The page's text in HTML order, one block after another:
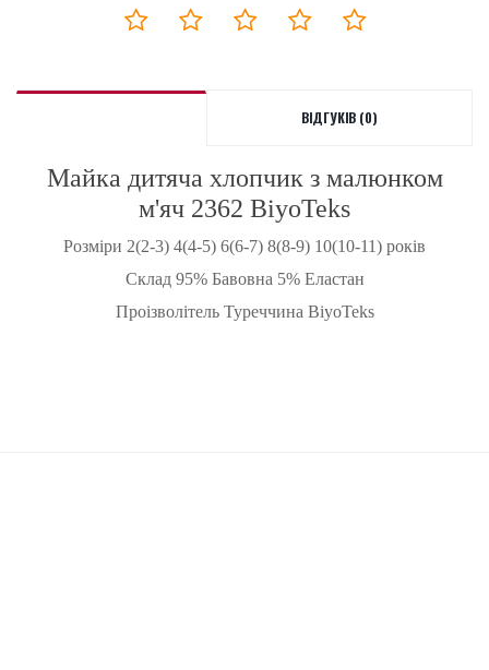
ВІДГУКІВ (0)
Майка дитяча хлопчик з малюнком
м'яч 2362 BiyoTeks
Розміри 2(2-3) 4(4-5) 6(6-7) 8(8-9) 10(10-11) років
Склад 95% Бавовна 5% Еластан
Проізволітель Туреччина BiyoTeks